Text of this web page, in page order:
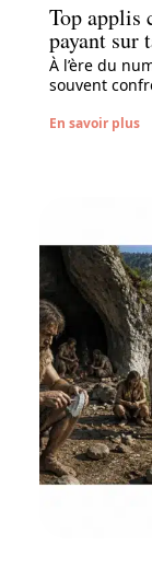
Top applis
payant sur
À l’ère du
souvent
En savoir plus